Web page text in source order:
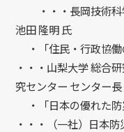
・・・長岡技術科
池田 隆明 氏
・「住民・行政協働
・・・山梨大学 総合
究センター センター
・「日本の優れた防
・・・（一社）日本